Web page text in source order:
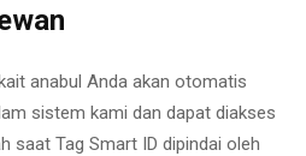
anabul Anda akan otomatis
sistem kami dan dapat diakses
saat Tag Smart ID dipindai oleh